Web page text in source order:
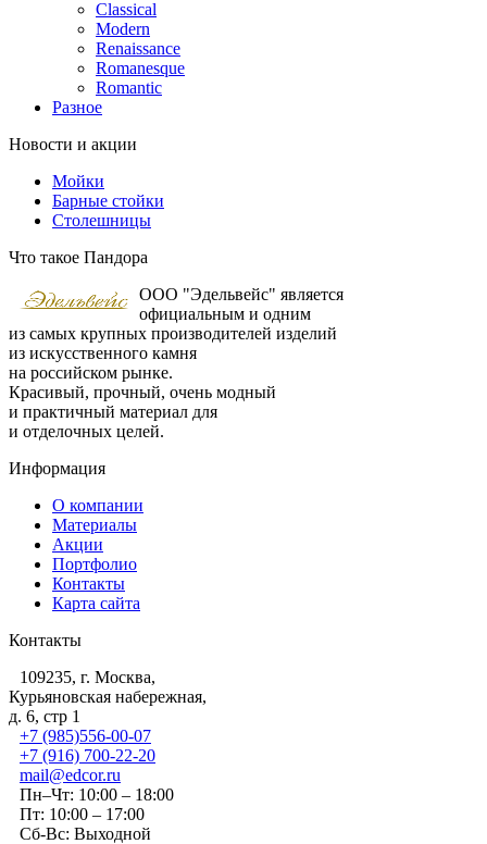
Classical
Modern
Renaissance
Romanesque
Romantic
Разное
Новости и акции
Мойки
Барные стойки
Столешницы
Что такое Пандора
ООО "Эдельвейс" является
официальным и одним
из самых крупных производителей изделий
из искусственного камня
на российском рынке.
Красивый, прочный, очень модный
и практичный материал для
и отделочных целей.
Информация
О компании
Материалы
Акции
Портфолио
Контакты
Карта сайта
Контакты
109235, г. Москва,
Курьяновская набережная,
д. 6, стр 1
+7 (985)556-00-07
+7 (916) 700-22-20
mail@edcor.ru
Пн–Чт: 10:00 – 18:00
Пт: 10:00 – 17:00
Сб-Вс: Выходной